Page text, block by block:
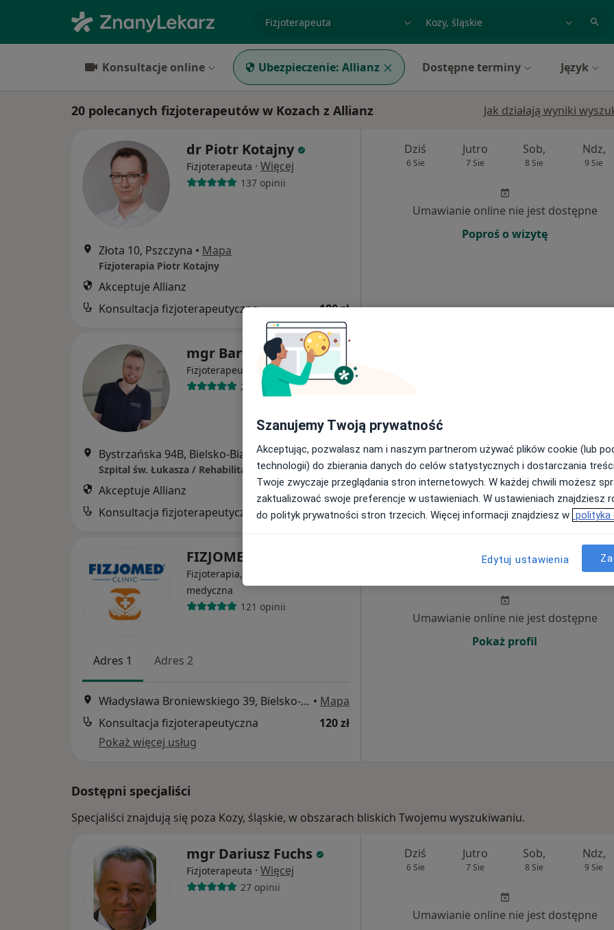
miasto lub dzielnica
Konsultacje online Ubezpieczenie: Allianz Dostępne terminy Język
20 polecanych fizjoterapeutów w Kozach z Allianz Jak działają wyniki
dr Piotr Kotajny
Fizjoterapeuta · Więcej
137 opinii
Złota 10, Pszczyna • Mapa
Fizjoterapia Piotr Kotajny
Akceptuje Allianz
Konsultacja fizjoterapeutyczna
180 zł
Dziś
6 Sie
Jutro
7 Sie
Sob,
8 Sie
Ndz,
9 Sie
Umawianie online nie jest dostępne
Poproś o wizytę
mgr Bartosz Szruba
Fizjoterapeuta Więcej
23 opinie
Bystrzańska 94B, Bielsko-Biała •Mapa
Szpital św. Łukasza / Rehabilitacja św. Łukasza
Akceptuje Allianz
Konsultacja fizjoterapeutyczna
170 zł
FIZJOMED CLINIC
Fizjoterapia, Rehabilitacja
medyczna
121 opinii
Adres 1 Adres 2
Władysława Broniewskiego 39, Bielsko-Biała • Mapa
Konsultacja fizjoterapeutyczna
120 zł
Pokaż więcej usług
Jutro Sob, Ndz,
9 Sie
Umawianie online nie jest dostępne
Pokaż profil
Dostępni specjaliści
Specjaliści znajdują się poza Kozy, śląskie, w obszarach bliskich Twojemu wyszukiwaniu.
mgr Dariusz Fuchs
Fizjoterapeuta · Więcej
27 opinii
Dziś
6 Sie
Jutro
7 Sie
Sob,
8 Sie
Ndz,
9 Sie
Umawianie online nie jest dostępne
Szanujemy Twoją prywatność
Akceptując, pozwalasz nam i naszym partnerom używać plików cookie (lub
technologii) do zbierania danych do celów statystycznych i dostarczania
Twoje zwyczaje przeglądania stron internetowych. W każdej chwili możesz
zaktualizować swoje preferencje w ustawieniach. W ustawieniach znajdziesz
do polityk prywatności stron trzecich. Więcej informacji znajdziesz w polityka
Edytuj ustawienia